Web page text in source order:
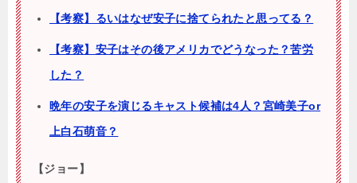
【考察】るいはなぜ安子に捨てられたと思ってる？
【考察】安子はその後アメリカでどうなった？苦労
した？
晩年の安子を演じるキャスト候補は4人？宮崎美子or
上白石萌音？
【ジョー】